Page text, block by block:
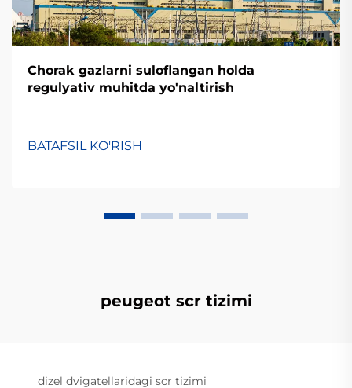
Chorak gazlarni suloflangan holda
regulyativ muhitda yo'naltirish
BATAFSIL KO'RISH
peugeot scr tizimi
dizel dvigatellaridagi scr tizimi